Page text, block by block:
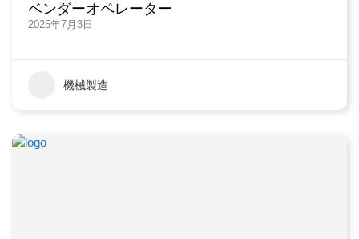
2025年7月3日
ベンダーオペレーター
機械製造